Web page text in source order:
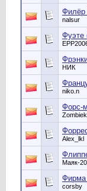
Филёр
nalsur
Фуэте
НИК
niko.n
Форс-
Alex_lkl
Маяк-
Фирма
corsby